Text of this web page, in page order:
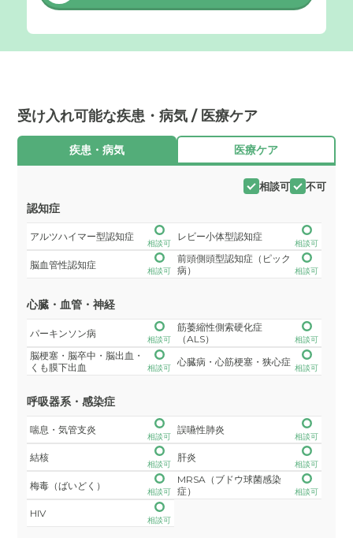
受け入れ可能な疾患・病気 / 医療ケア
疾患・病気 医療ケア
相談可 不可
認知症
アルツハイマー型認知症
相談可
レビー小体型認知症
相談可
脳血管性認知症
相談可
前頭側頭型認知症（ピック
病）
相談可
心臓・血管・神経
パーキンソン病
相談可
筋萎縮性側索硬化症
（ALS）
相談可
脳梗塞・脳卒中・脳出血・
くも膜下出血
相談可
心臓病・心筋梗塞・狭心症
相談可
呼吸器系・感染症
喘息・気管支炎
相談可
誤嚥性肺炎
相談可
結核
相談可
肝炎
相談可
梅毒（ばいどく）
相談可
MRSA（ブドウ球菌感染
症）
相談可
HIV
相談可